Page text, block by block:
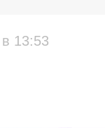
в 13:53